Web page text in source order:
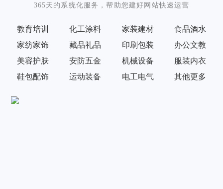
365天的系统化服务，帮助您建好网站快速运营
教育培训 化工涂料 家装建材
食品酒水
家纺家饰
藏品礼品 印刷包装
办公文教
美容护肤
安防五金 机械设备
服装内衣
鞋包配饰
运动装备 电工电气 其他更多